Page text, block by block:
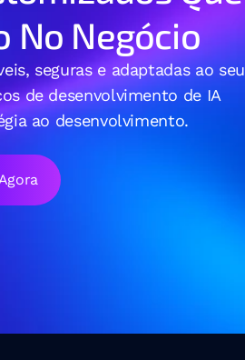
No Negócio
seguras e adaptadas ao seu
de desenvolvimento de IA
ao desenvolvimento.